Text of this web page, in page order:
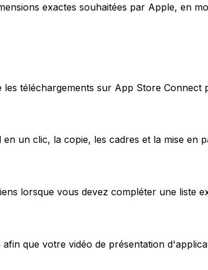
exactes souhaitées par Apple, en
téléchargements sur App Store Connect
un clic, la copie, les cadres et la mise en
lorsque vous devez compléter une liste
que votre vidéo de présentation